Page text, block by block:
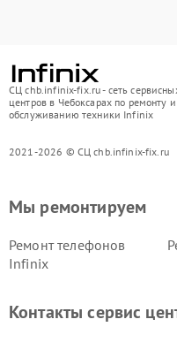
СЦ chb.infinix-fix.ru - сеть
центров в Чебоксарах по ремонту и
обслуживанию техники Infinix
2021-2026 © СЦ chb.infinix-fix.ru
Мы ремонтируем
Ремонт телефонов
Infinix
Контакты сервис